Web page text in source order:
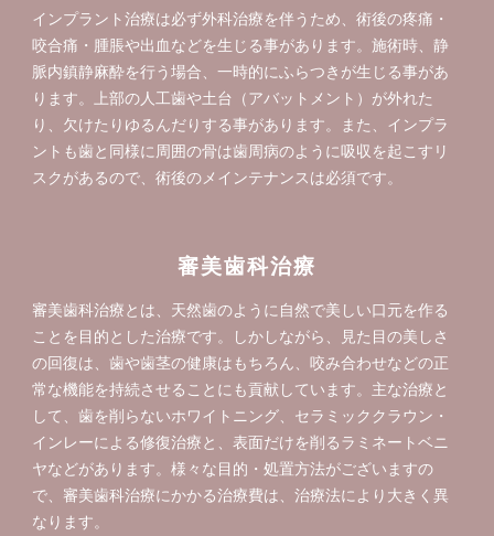
インプラント治療は必ず外科治療を伴うため、術後の疼痛・
咬合痛・腫脹や出血などを生じる事があります。施術時、静
脈内鎮静麻酔を行う場合、一時的にふらつきが生じる事があ
ります。上部の人工歯や土台（アバットメント）が外れた
り、欠けたりゆるんだりする事があります。また、インプラ
ントも歯と同様に周囲の骨は歯周病のように吸収を起こすリ
スクがあるので、術後のメインテナンスは必須です。
審美歯科治療
審美歯科治療とは、天然歯のように自然で美しい口元を作る
ことを目的とした治療です。しかしながら、見た目の美しさ
の回復は、歯や歯茎の健康はもちろん、咬み合わせなどの正
常な機能を持続させることにも貢献しています。主な治療と
して、歯を削らないホワイトニング、セラミッククラウン・
インレーによる修復治療と、表面だけを削るラミネートベニ
ヤなどがあります。様々な目的・処置方法がございますの
で、審美歯科治療にかかる治療費は、治療法により大きく異
なります。